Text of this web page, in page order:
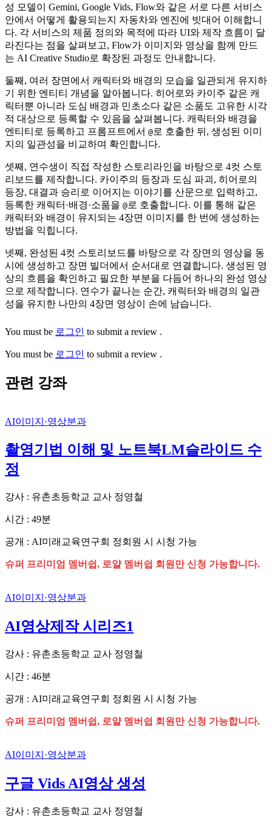
성 모델이 Gemini, Google Vids, Flow와 같은 서로 다른 서비스
안에서 어떻게 활용되는지 자동차와 엔진에 빗대어 이해합니
다. 각 서비스의 제품 정의와 목적에 따라 UI와 제작 흐름이 달
라진다는 점을 살펴보고, Flow가 이미지와 영상을 함께 만드
는 AI Creative Studio로 확장된 과정도 안내합니다.
둘째, 여러 장면에서 캐릭터와 배경의 모습을 일관되게 유지하
기 위한 엔티티 개념을 알아봅니다. 히어로와 카이주 같은 캐
릭터뿐 아니라 도심 배경과 민초소다 같은 소품도 고유한 시각
적 대상으로 등록할 수 있음을 살펴봅니다. 캐릭터와 배경을
엔티티로 등록하고 프롬프트에서 @로 호출한 뒤, 생성된 이미
지의 일관성을 비교하며 확인합니다.
셋째, 연수생이 직접 작성한 스토리라인을 바탕으로 4컷 스토
리보드를 제작합니다. 카이주의 등장과 도심 파괴, 히어로의
등장, 대결과 승리로 이어지는 이야기를 산문으로 입력하고,
등록한 캐릭터·배경·소품을 @로 호출합니다. 이를 통해 같은
캐릭터와 배경이 유지되는 4장면 이미지를 한 번에 생성하는
방법을 익힙니다.
넷째, 완성된 4컷 스토리보드를 바탕으로 각 장면의 영상을 동
시에 생성하고 장면 빌더에서 순서대로 연결합니다. 생성된 영
상의 흐름을 확인하고 필요한 부분을 다듬어 하나의 완성 영상
으로 제작합니다. 연수가 끝나는 순간, 캐릭터와 배경의 일관
성을 유지한 나만의 4장면 영상이 손에 남습니다.
You must be 로그인 to submit a review .
You must be 로그인 to submit a review .
관련 강좌
AI이미지·영상분과
촬영기법 이해 및 노트북LM슬라이드 수
정
강사 : 유촌초등학교 교사 정영철
시간 : 49분
공개 : AI미래교육연구회 정회원 시 시청 가능
슈퍼 프리미엄 멤버쉽, 로얄 멤버쉽 회원만 신청 가능합니다.
AI이미지·영상분과
AI영상제작 시리즈1
강사 : 유촌초등학교 교사 정영철
시간 : 46분
공개 : AI미래교육연구회 정회원 시 시청 가능
슈퍼 프리미엄 멤버쉽, 로얄 멤버쉽 회원만 신청 가능합니다.
AI이미지·영상분과
구글 Vids AI영상 생성
강사 : 유촌초등학교 교사 정영철